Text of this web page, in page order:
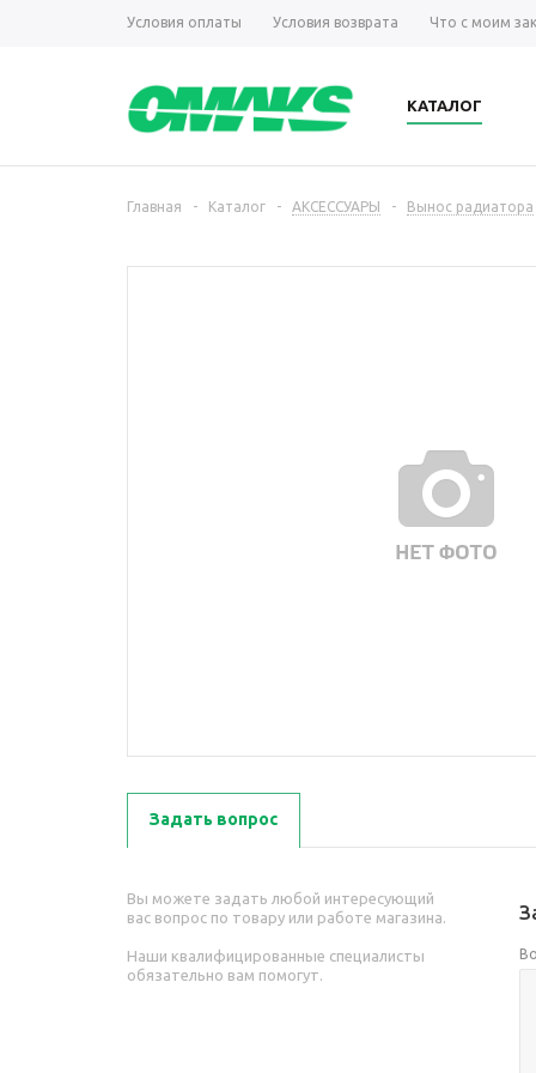
Условия оплаты Условия возврата Что с моим
КАТАЛОГ
Главная - Каталог - АКСЕССУАРЫ - Вынос радиатора
Задать вопрос
Вы можете задать любой интересующий
вас вопрос по товару или работе магазина.
Наши квалифицированные специалисты
обязательно вам помогут.